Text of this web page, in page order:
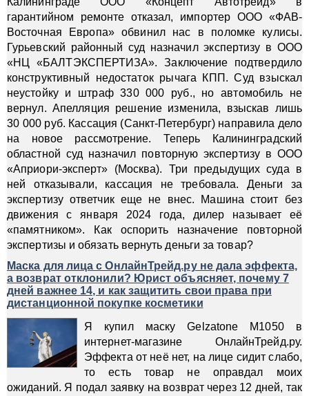
гарантийном ремонте отказал, импортер ООО «ФАВ-
Восточная Европа» обвинил нас в поломке кулисы.
Гурьевский районный суд назначил экспертизу в ООО
«НЦ «БАЛТЭКСПЕРТИЗА». Заключение подтвердило
конструктивный недостаток рычага КПП. Суд взыскал
неустойку и штраф 330 000 руб., но автомобиль не
вернул. Апелляция решение изменила, взыскав лишь
30 000 руб. Кассация (Санкт-Петербург) направила дело
на новое рассмотрение. Теперь Калининградский
областной суд назначил повторную экспертизу в ООО
«Априори-эксперт» (Москва). Три предыдущих суда в
ней отказывали, кассация не требовала. Деньги за
экспертизу ответчик еще не внес. Машина стоит без
движения с января 2024 года, дилер называет её
«памятником». Как оспорить назначение повторной
экспертизы и обязать вернуть деньги за товар?
Маска для лица с ОнлайнТрейд.ру не дала эффекта,
а возврат отклонили? Юрист объясняет, почему 7
дней важнее 14, и как защитить свои права при
дистанционной покупке косметики
Я купил маску Gelzatone M1050 в
интернет-магазине ОнлайнТрейд.ру.
Эффекта от неё нет, на лице сидит слабо,
то есть товар не оправдал моих
ожиданий. Я подал заявку на возврат через 12 дней, так